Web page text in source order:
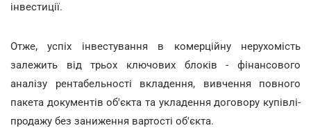
інвестиції.
Отже, успіх інвестування в комерційну нерухомість
залежить від трьох ключових блоків - фінансового
аналізу рентабельності вкладення, вивчення повного
пакета документів об'єкта та укладення договору купівлі-
продажу без заниження вартості об'єкта.